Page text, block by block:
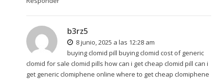
b3rz5
8 junio, 2025 a las 12:28 am
buying clomid pill buying clomid cost of generic
clomid for sale clomid pills how can i get cheap clomid pill can i
get generic clomiphene online where to get cheap clomiphene